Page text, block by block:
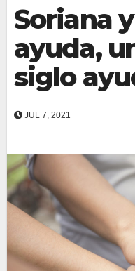
Soriana
ayuda,
siglo
JUL 7, 2021